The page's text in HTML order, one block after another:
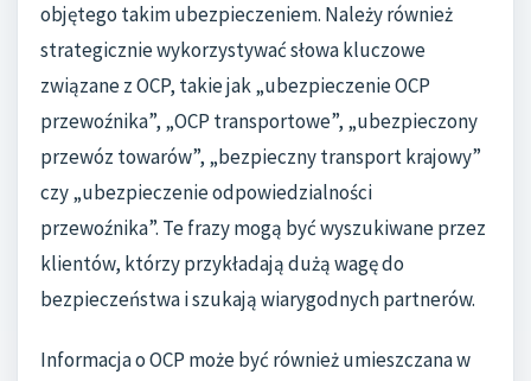
objętego takim ubezpieczeniem. Należy również
strategicznie wykorzystywać słowa kluczowe
związane z OCP, takie jak „ubezpieczenie OCP
przewoźnika”, „OCP transportowe”, „ubezpieczony
przewóz towarów”, „bezpieczny transport krajowy”
czy „ubezpieczenie odpowiedzialności
przewoźnika”. Te frazy mogą być wyszukiwane przez
klientów, którzy przykładają dużą wagę do
bezpieczeństwa i szukają wiarygodnych partnerów.
Informacja o OCP może być również umieszczana w